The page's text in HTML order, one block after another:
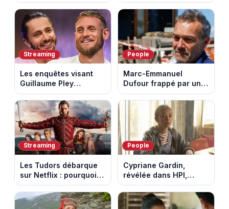
vidéo de la 7e étape
avec l'ascension du
Mont Ventoux
les Bretons ont
défendu leur culture
au fil des décennies
Streaming
Les enquêtes visant
Guillaume Pley
poussent Ragnar Le
Breton à quitter la
tournée Legend
People
Marc-Emmanuel
Dufour frappé par un
terrible incendie : son
chalet part en fumée
Streaming
Les Tudors débarque
sur Netflix : pourquoi la
série n’a rien perdu de
son pouvoir
People
Cypriane Gardin,
révélée dans HPI,
lance une cagnotte
après des difficultés
financières